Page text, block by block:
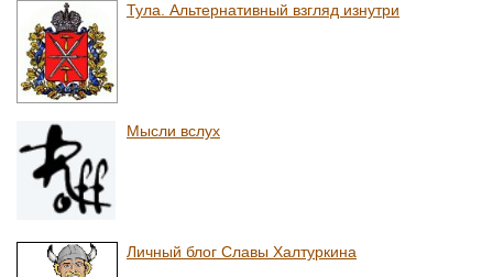
Тула. Альтернативный взгляд изнутри
Мысли вслух
Личный блог Славы Халтуркина